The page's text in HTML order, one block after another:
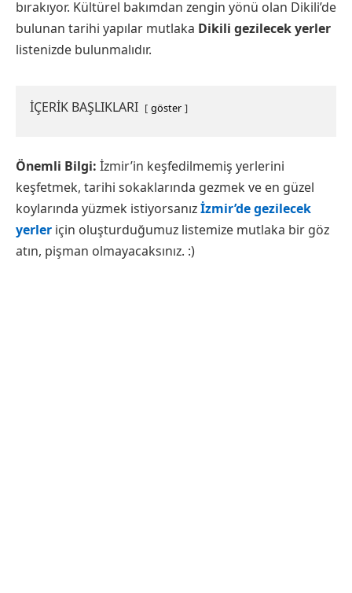
bırakıyor. Kültürel bakımdan zengin yönü olan Dikili’de
bulunan tarihi yapılar mutlaka Dikili gezilecek yerler
listenizde bulunmalıdır.
İÇERİK BAŞLIKLARI göster
Önemli Bilgi: İzmir’in keşfedilmemiş yerlerini
keşfetmek, tarihi sokaklarında gezmek ve en güzel
koylarında yüzmek istiyorsanızİzmir’de gezilecek
yerler için oluşturduğumuz listemize mutlaka bir göz
atın, pişman olmayacaksınız. :)